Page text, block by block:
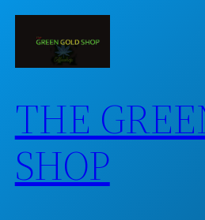
Skip
THE
SHOP